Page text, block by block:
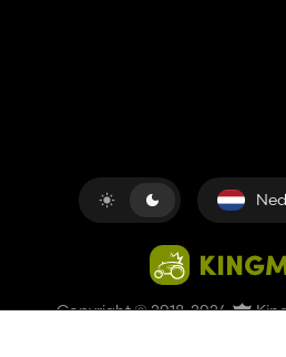
Copyright © 2018-2026